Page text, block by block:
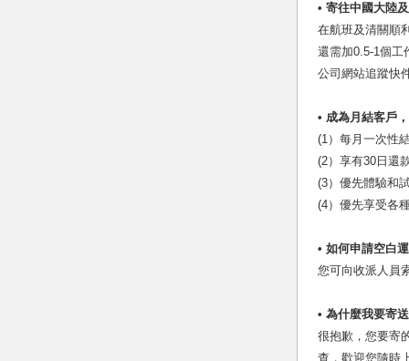
• 寄往中國大陸
在航班及清關順
還需加0.5-1個工
公司網站追蹤快
• 成為月結客戶
(1）每月一次性
(2）享有30日還
(3）優先體驗和
(4）優先享受各
• 如何申請空白
您可向收派人員
• 為什麼我要寄
很抱歉，您要寄
查，歡迎您隨時